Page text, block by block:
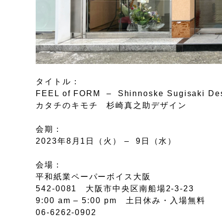
タイトル：
FEEL of FORM – Shinnoske Sugisaki
カタチのキモチ 杉崎真之助デザイン
会期：
2023年8月1日（火） – 9日（水）
会場：
平和紙業ペーパーボイス大阪
542-0081 大阪市中央区南船場2-3-23
9:00 am – 5:00 pm 土日休み・入場無料
06-6262-0902